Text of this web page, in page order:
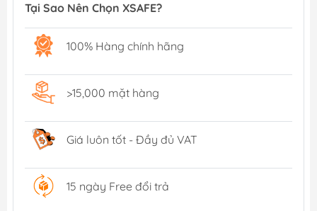
Tại Sao Nên Chọn XSAFE?
100% Hàng chính hãng
>15,000 mặt hàng
Giá luôn tốt - Đầy đủ VAT
15 ngày Free đổi trả